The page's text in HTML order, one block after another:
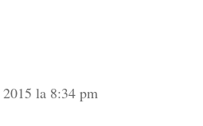
la 8:34 pm